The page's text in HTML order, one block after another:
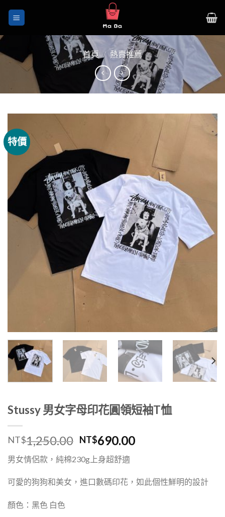
首頁 / 熱賣推薦
特價
Stussy 男女字母印花圓領短袖T恤
NT$1,250.00 NT$690.00
男女情侶款， 純棉230g上身超舒適
可愛的狗狗和美女，進口數碼印花，如此個性鮮明的設計
顏色：黑色 白色